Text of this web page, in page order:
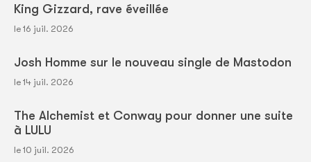
King Gizzard, rave éveillée
le 16 juil. 2026
Josh Homme sur le nouveau single de Mastodon
le 14 juil. 2026
The Alchemist et Conway pour donner une suite
à LULU
le 10 juil. 2026